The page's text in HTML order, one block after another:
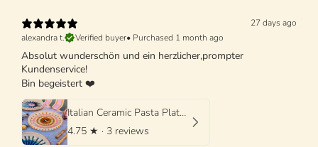
27 days ago
alexandra t.
Verified buyer• Purchased 1 month ago
Absolut wunderschön und ein herzlicher,prompter
Kundenservice!
Bin begeistert ❤️
Italian Ceramic Pasta Plate 25cm | Handmade Psychodelic Design
4.75 ★ · 3 reviews